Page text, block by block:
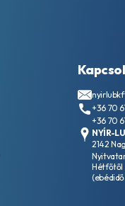
+36 70
+36 70
NYÍR-
2142
Hétfőtől